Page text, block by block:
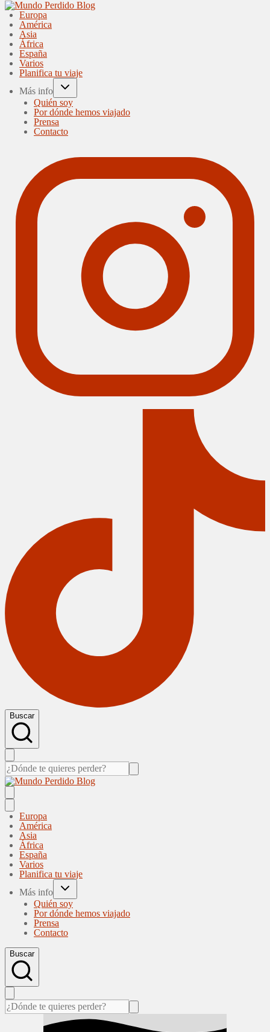
Europa
América
Asia
África
España
Varios
Planifica tu viaje
Más info
Quién soy
Por dónde hemos viajado
Prensa
Contacto
Buscar
Europa
América
Asia
África
España
Varios
Planifica tu viaje
Más info
Quién soy
Por dónde hemos viajado
Prensa
Contacto
Buscar